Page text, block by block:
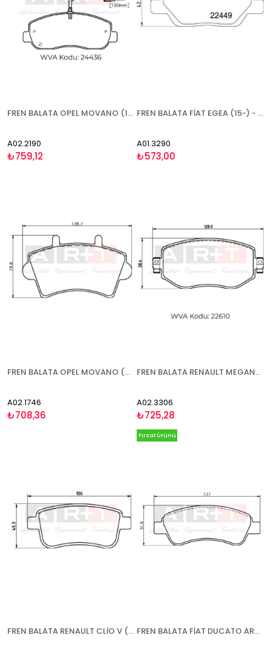
FREN BALATA OPEL MOVANO (10-) RENAULT MASTER III (10-) - İKAZ KABLOLU ÖN
A02.2190
₺759,12
FREN BALATA FİAT EGEA (15-) - ARKA
A01.3290
₺573,00
FREN BALATA OPEL MOVANO (98-) RENAULT MASTER (98-) - ÖN
A02.1746
₺708,36
FREN BALATA RENAULT MEGANE IV MEGANE IV GRANDTOUR (15-) ÖN
A02.3306
₺725,28
FREN BALATA RENAULT CLİO V (19-) FLUENCE (10-) MEGANE III-IV (08-)(15-) ESPACE V (15-) SCENİC III (09-) ELEKTRONİK EL FRENİ ARKA FREN BALATA FİAT DUCATO ARKA (06-) CİTROEN BERLİNGO (96-11) C-ELYSEE (12-) C2 (03-) C3 AİRCROSS (13-)(17-) C3 (02-09)(10-15)(16-) C4 CACTUS (14-) C4 (04-11) DS3 (09-15)(15-) XSARA (97-05) OPEL CORSA F (19-) CROSSLAND X (17-) PEUGEOT 206 (98-) 206 CC (00-)
Fırsat Ürünü